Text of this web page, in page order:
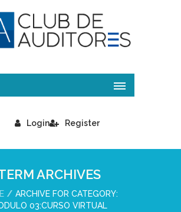
Login Register
ARCHIVES
ARCHIVE FOR CATEGORY:
03:CURSO VIRTUAL